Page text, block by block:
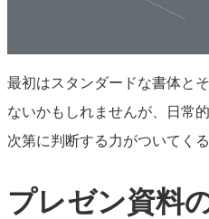
最初はスタンダードな書体と
ないかもしれませんが、日常
次第に判断する力がついてくる
プレゼン資料